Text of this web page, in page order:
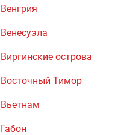
Венгрия
Венесуэла
Виргинские острова
Восточный Тимор
Вьетнам
Габон